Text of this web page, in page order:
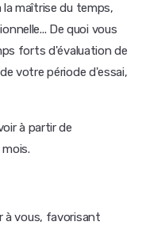
maîtrise du temps,
De quoi vous
forts d'évaluation de
votre période d'essai,
à partir de
vous, favorisant